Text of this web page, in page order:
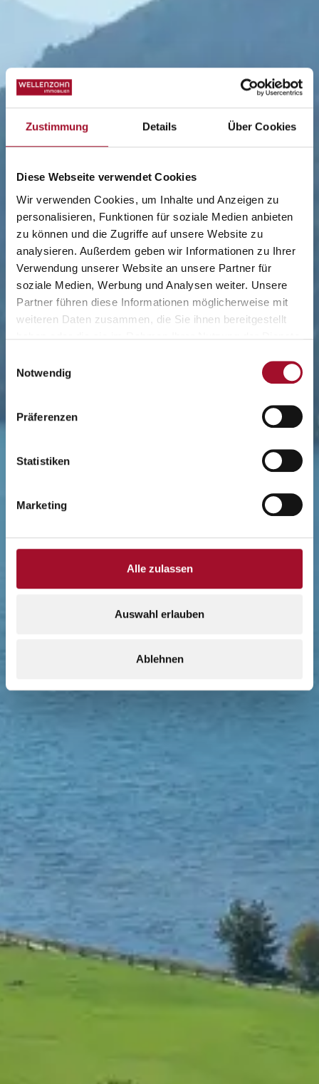
Zustimmung Details Über Cookies
Diese Webseite verwendet Cookies
Wir verwenden Cookies, um Inhalte und Anzeigen zu
personalisieren, Funktionen für soziale Medien anbieten
zu können und die Zugriffe auf unsere Website zu
analysieren. Außerdem geben wir Informationen zu Ihrer
Verwendung unserer Website an unsere Partner für
soziale Medien, Werbung und Analysen weiter. Unsere
Partner führen diese Informationen möglicherweise mit
weiteren Daten zusammen, die Sie ihnen bereitgestellt
Notwendig
Präferenzen
Statistiken
Marketing
Alle zulassen
Auswahl erlauben
Ablehnen